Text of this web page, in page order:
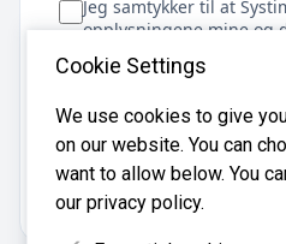
Jeg samtykker til at
opplysningene mine og
regnskapsbyråer for å
regnskapsfører
Cookie Settings
We use cookies to give
on our website. You can
want to allow below. You
our privacy policy.